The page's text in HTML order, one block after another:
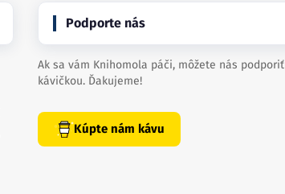
Podporte nás
Ak sa vám Knihomola páči, môžete nás podporiť
kávičkou. Ďakujeme!
Kúpte nám kávu